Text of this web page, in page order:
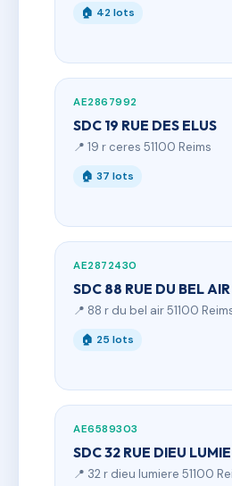
🏠 42 lots
AE2867992
SDC 19 RUE DES ELUS
📍 19 r ceres 51100 Reims
🏠 37 lots
AE2872430
SDC 88 RUE DU BEL AIR
📍 88 r du bel air 51100
🏠 25 lots
AE6589303
SDC 32 RUE DIEU
📍 32 r dieu lumiere 51100